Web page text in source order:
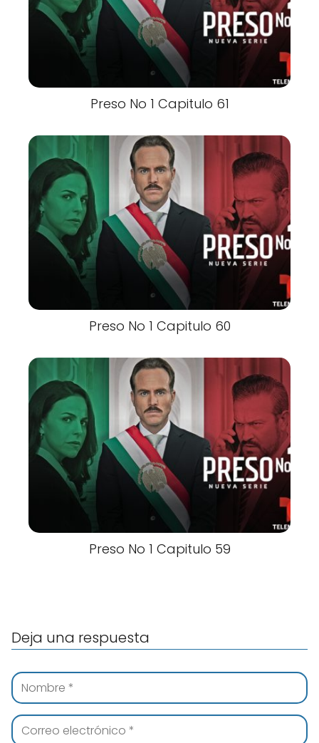
Preso No 1 Capitulo 61
Preso No 1 Capitulo 60
Preso No 1 Capitulo 59
Deja una respuesta